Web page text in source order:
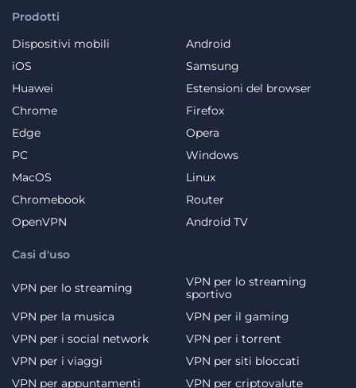
Prodotti
Dispositivi mobili
Android
iOS
Samsung
Huawei
Estensioni del browser
Chrome
Firefox
Edge
Opera
PC
Windows
MacOS
Linux
Chromebook
Router
OpenVPN
Android TV
Casi d'uso
VPN per lo streaming
VPN per lo streaming
sportivo
VPN per la musica
VPN per il gaming
VPN per i social network
VPN per i torrent
VPN per i viaggi
VPN per siti bloccati
VPN per appuntamenti
VPN per criptovalute